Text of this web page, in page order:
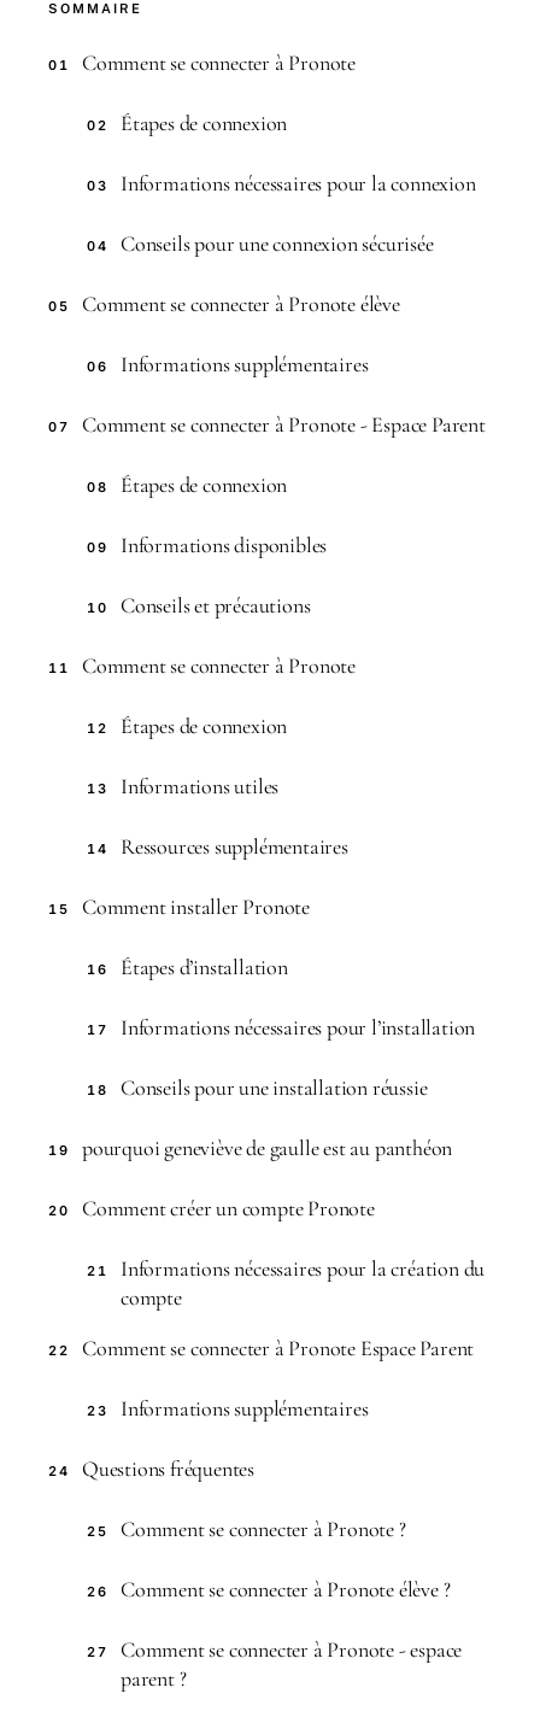
SOMMAIRE
01 Comment se connecter à Pronote
02 Étapes de connexion
03 Informations nécessaires pour la connexion
04 Conseils pour une connexion sécurisée
05 Comment se connecter à Pronote élève
06 Informations supplémentaires
07 Comment se connecter à Pronote - Espace Parent
08 Étapes de connexion
09 Informations disponibles
10 Conseils et précautions
11 Comment se connecter à Pronote
12 Étapes de connexion
13 Informations utiles
14 Ressources supplémentaires
15 Comment installer Pronote
16 Étapes d’installation
17 Informations nécessaires pour l’installation
18 Conseils pour une installation réussie
19 pourquoi geneviève de gaulle est au panthéon
20 Comment créer un compte Pronote
21
Informations nécessaires pour la création du
compte
22 Comment se connecter à Pronote Espace Parent
23 Informations supplémentaires
24 Questions fréquentes
25 Comment se connecter à Pronote ?
26 Comment se connecter à Pronote élève ?
27
Comment se connecter à Pronote - espace
parent ?